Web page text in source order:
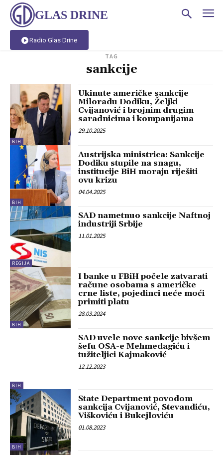
GLAS DRINE
Radio Glas Drine
TAG
sankcije
BIH
Ukinute američke sankcije
Miloradu Dodiku, Željki
Cvijanović i brojnim drugim
saradnicima i kompanijama
29.10.2025
BIH
Austrijska ministrica: Sankcije
Dodiku stupile na snagu,
institucije BiH moraju riješiti
ovu krizu
04.04.2025
REGIJA
SAD nametnuo sankcije Naftnoj
industriji Srbije
11.01.2025
BIH
I banke u FBiH počele zatvarati
račune osobama s američke
crne liste, pojedinci neće moći
primiti platu
28.03.2024
BIH
SAD uvele nove sankcije bivšem
šefu OSA-e Mehmedagiću i
tužiteljici Kajmaković
12.12.2023
BIH
State Department povodom
sankcija Cvijanović, Stevandiću,
Viškoviću i Bukejloviću
01.08.2023